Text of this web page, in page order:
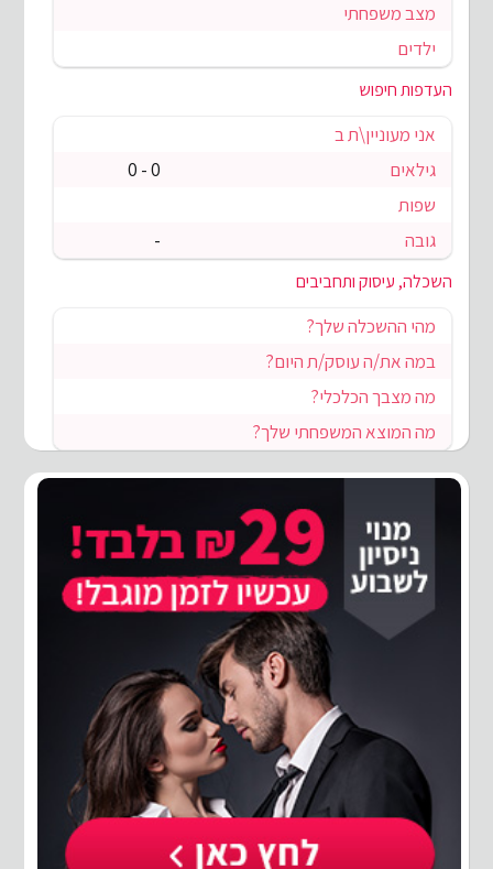
מצב משפחתי
ילדים
העדפות חיפוש
אני מעוניין\ת ב
גילאים
0 - 0
שפות
גובה
-
השכלה, עיסוק ותחביבים
מהי ההשכלה שלך?
במה את/ה עוסק/ת היום?
מה מצבך הכלכלי?
מה המוצא המשפחתי שלך?